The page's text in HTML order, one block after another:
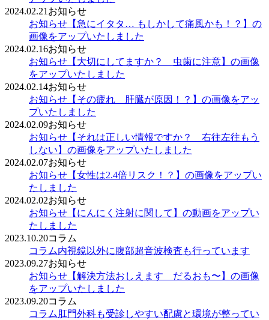
2024.02.21 お知らせ
お知らせ 【急にイタタ… もしかして痛風かも！？】の
画像をアップいたしました
2024.02.16お知らせ
お知らせ 【大切にしてますか？ 虫歯に注意】の画像
をアップいたしました
2024.02.14お知らせ
お知らせ 【その疲れ 肝臓が原因！？】の画像をアッ
プいたしました
2024.02.09お知らせ
お知らせ 【それは正しい情報ですか？ 右往左往もう
しない】の画像をアップいたしました
2024.02.07お知らせ
お知らせ 【女性は2.4倍リスク！？】の画像をアップい
たしました
2024.02.02お知らせ
お知らせ 【にんにく注射に関して】の動画をアップい
たしました
2023.10.20コラム
コラム内視鏡以外に腹部超音波検査も行っています
2023.09.27お知らせ
お知らせ 【解決方法おしえます だるおも〜】の画像
をアップいたしました
2023.09.20コラム
コラム 肛門外科も受診しやすい配慮と環境が整ってい